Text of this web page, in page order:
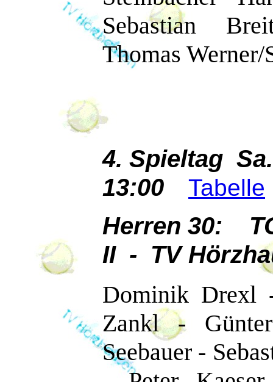
Sebastian
Thomas
4. Spieltag
13:00
Tabelle
Herren 30:
II - TV
Dominik Drexl
Zankl -
Seebauer -